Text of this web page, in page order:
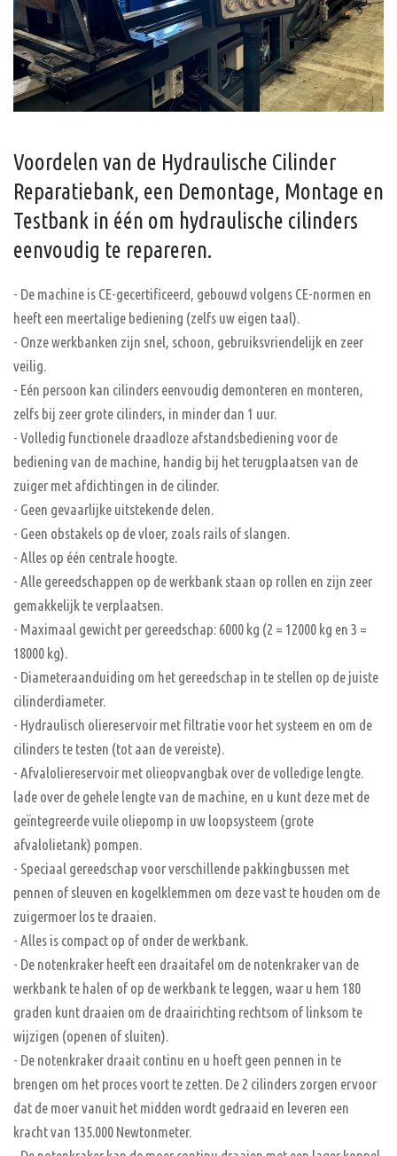
Voordelen van de Hydraulische Cilinder
Reparatiebank, een Demontage, Montage en
Testbank in één om hydraulische cilinders
eenvoudig te repareren.
- De machine is CE-gecertificeerd, gebouwd volgens CE-normen en
heeft een meertalige bediening (zelfs uw eigen taal).
- Onze werkbanken zijn snel, schoon, gebruiksvriendelijk en zeer
veilig.
- Eén persoon kan cilinders eenvoudig demonteren en monteren,
zelfs bij zeer grote cilinders, in minder dan 1 uur.
- Volledig functionele draadloze afstandsbediening voor de
bediening van de machine, handig bij het terugplaatsen van de
zuiger met afdichtingen in de cilinder.
- Geen gevaarlijke uitstekende delen.
- Geen obstakels op de vloer, zoals rails of slangen.
- Alles op één centrale hoogte.
- Alle gereedschappen op de werkbank staan ​​op rollen en zijn zeer
gemakkelijk te verplaatsen.
- Maximaal gewicht per gereedschap: 6000 kg (2 = 12000 kg en 3 =
18000 kg).
- Diameteraanduiding om het gereedschap in te stellen op de juiste
cilinderdiameter.
- Hydraulisch oliereservoir met filtratie voor het systeem en om de
cilinders te testen (tot aan de vereiste).
- Afvaloliereservoir met olieopvangbak over de volledige lengte.
lade over de gehele lengte van de machine, en u kunt deze met de
geïntegreerde vuile oliepomp in uw loopsysteem (grote
afvalolietank) pompen.
- Speciaal gereedschap voor verschillende pakkingbussen met
pennen of sleuven en kogelklemmen om deze vast te houden om de
zuigermoer los te draaien.
- Alles is compact op of onder de werkbank.
- De notenkraker heeft een draaitafel om de notenkraker van de
werkbank te halen of op de werkbank te leggen, waar u hem 180
graden kunt draaien om de draairichting rechtsom of linksom te
wijzigen (openen of sluiten).
- De notenkraker draait continu en u hoeft geen pennen in te
brengen om het proces voort te zetten. De 2 cilinders zorgen ervoor
dat de moer vanuit het midden wordt gedraaid en leveren een
kracht van 135.000 Newtonmeter.